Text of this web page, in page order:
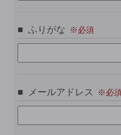
ふりがな
メールアドレス